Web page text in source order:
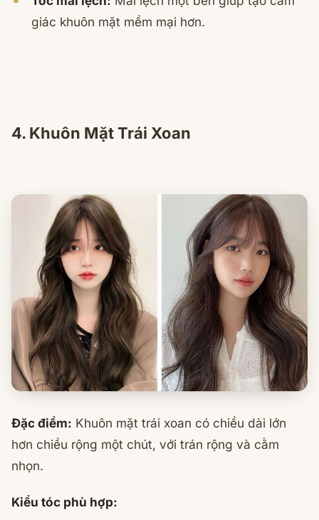
giác khuôn mặt mềm mại hơn.
4. Khuôn Mặt Trái Xoan
Đặc điểm: Khuôn mặt trái xoan có chiều dài lớn
hơn chiều rộng một chút, với trán rộng và cằm
nhọn.
Kiểu tóc phù hợp: